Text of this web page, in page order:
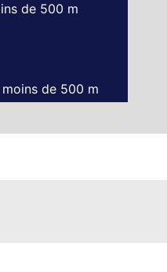
de 500 m
de 500 m